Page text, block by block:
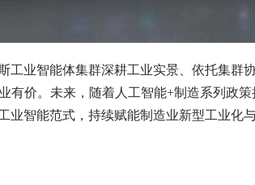
工业智能体集群深耕工业实景、依托集群
有价。未来，随着人工智能+制造系列政
智能范式，持续赋能制造业新型工业化与